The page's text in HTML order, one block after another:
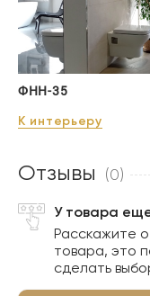
ФНН-35
К интерьеру
Отзывы (0)
У товара
Расскажите
товара, это
сделать